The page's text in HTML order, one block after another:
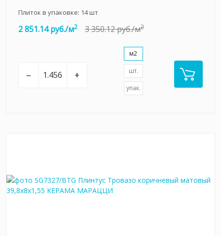
Плиток в упаковке: 14шт
2 851.14 руб./м2 3 350.12 руб./м2
– +
м2
шт.
упак.